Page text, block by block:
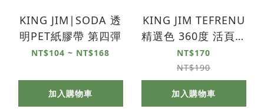
KING JIM|SODA 透
明PET紙膠帶 第四彈
NT$104 ~ NT$168
加入購物車
KING JIM TEFRENU
精選色 360度 活頁線
圈筆記本
NT$170
NT$190
加入購物車